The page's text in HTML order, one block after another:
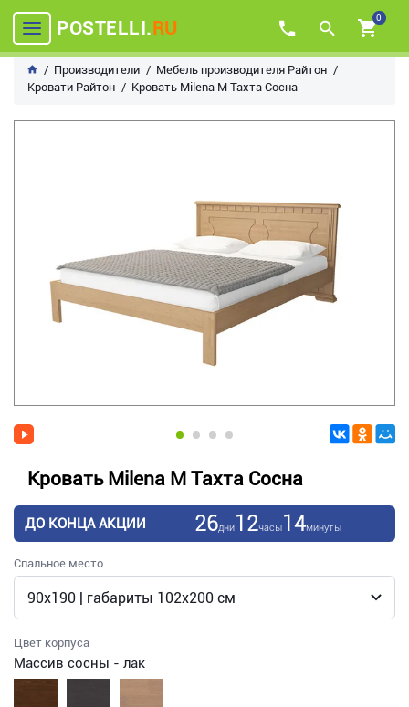
POSTELLI.RU 0
Производители
Мебель производителя Райтон
Кровати Райтон
Кровать Milena М Тахта Сосна
Кровать Milena М Тахта Сосна
ДО КОНЦА АКЦИИ 26дни12часы14минуты
Спальное место
Цвет корпуса
Массив сосны - лак